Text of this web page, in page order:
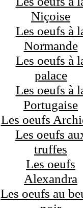
Niçoise
Les oeufs à
Normande
Les oeufs à
palace
Les oeufs à
Portugaise
Les oeufs
Les oeufs
truffes
Les oeufs
Alexandra
Les oeufs au